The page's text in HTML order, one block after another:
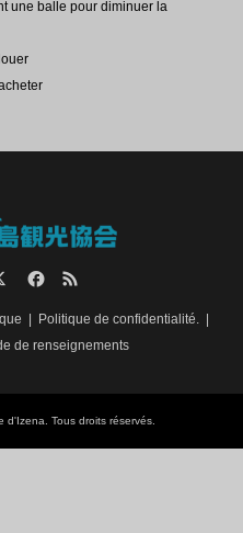
une balle pour diminuer la
louer
Politique de confidentialité.
de renseignements
d'Izena. Tous droits réservés.